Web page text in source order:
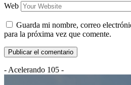
Web
Guarda mi nombre, correo
para la próxima vez que comente.
- Acelerando 105 -